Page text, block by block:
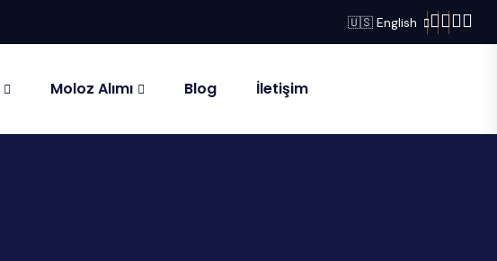
🇺🇸 English
Moloz Alımı Blog İletişim